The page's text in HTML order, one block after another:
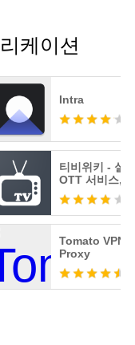
케이션
Intra
티비위키 - 실
OTT 서비스,
표
Tomato VPN |
Proxy